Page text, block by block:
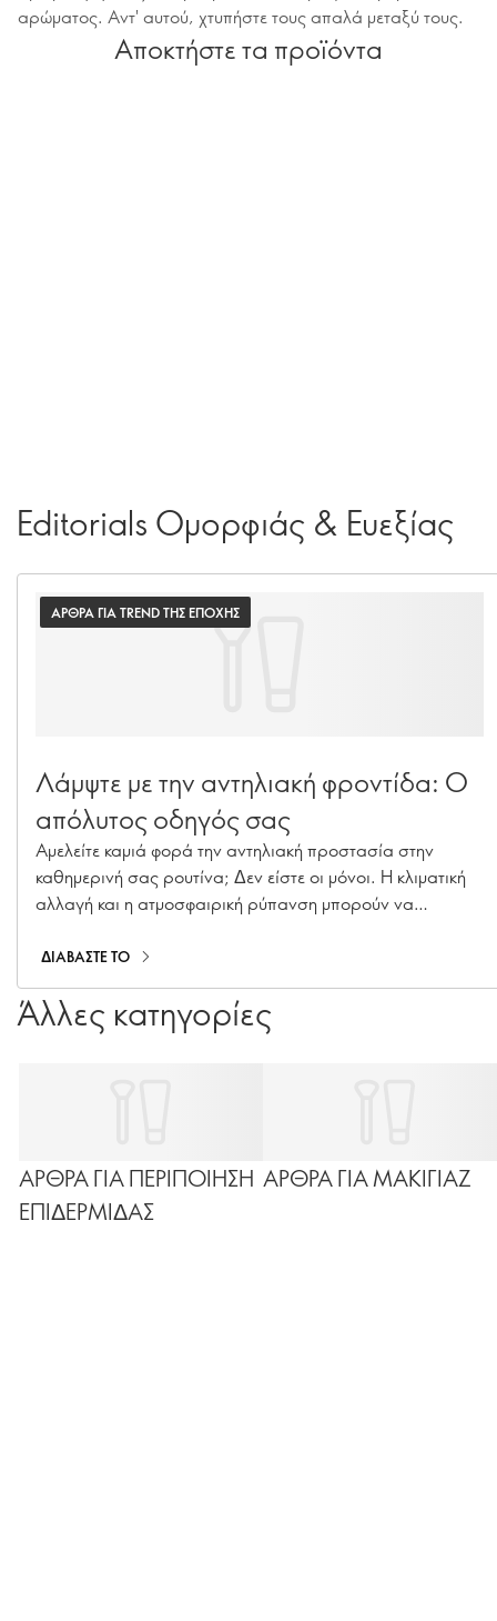
αρώματος. Αντ' αυτού, χτυπήστε τους απαλά μεταξύ τους.
Αποκτήστε τα προϊόντα
Editorials Ομορφιάς & Ευεξίας
ΑΡΘΡΑ ΓΙΑ TREND ΤΗΣ ΕΠΟΧΗΣ
Λάμψτε με την αντηλιακή φροντίδα: Ο
απόλυτος οδηγός σας
Αμελείτε καμιά φορά την αντηλιακή προστασία στην
καθημερινή σας ρουτίνα; Δεν είστε οι μόνοι. Η κλιματική
αλλαγή και η ατμοσφαιρική ρύπανση μπορούν να
υπερμελάγχρωση, λεπτές γραμμές και απώλεια
κολλαγόνου. Με τη σειρά μας από απαραίτητα προϊόντα
αντηλιακής φροντίδας — όπως αντηλιακά, ενυδατικές με
SPF και makeup με SPF — μπορείτε να προστατεύετε την
ΔΙΑΒΑΣΤΕ ΤΟ
Άλλες κατηγορίες
ΑΡΘΡΑ ΓΙΑ ΠΕΡΙΠΟΙΗΣΗ
ΕΠΙΔΕΡΜΙΔΑΣ
ΑΡΘΡΑ ΓΙΑ ΜΑΚΙΓΙΑΖ